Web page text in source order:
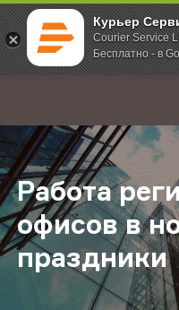
Курьер
Courier Service
Бесплатно - в
; Главная О компании
Работа
офисов в
праздники